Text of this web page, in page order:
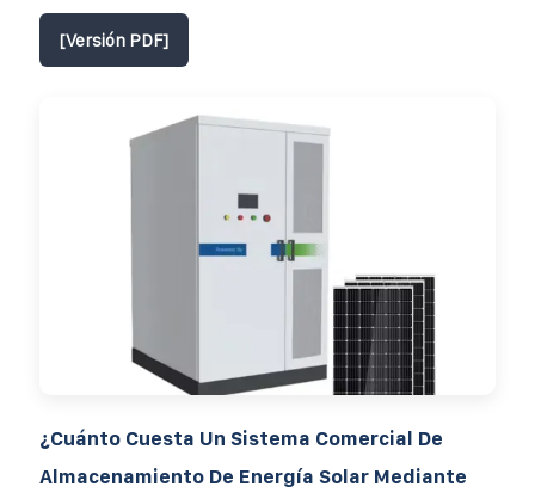
[Versión PDF]
¿Cuánto Cuesta Un Sistema Comercial De
Almacenamiento De Energía Solar Mediante